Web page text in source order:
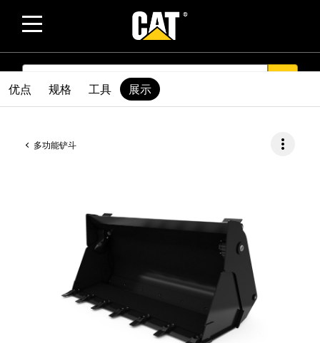
SEARCH
多功能铲斗 more_vert
优点 规格 工具 展示